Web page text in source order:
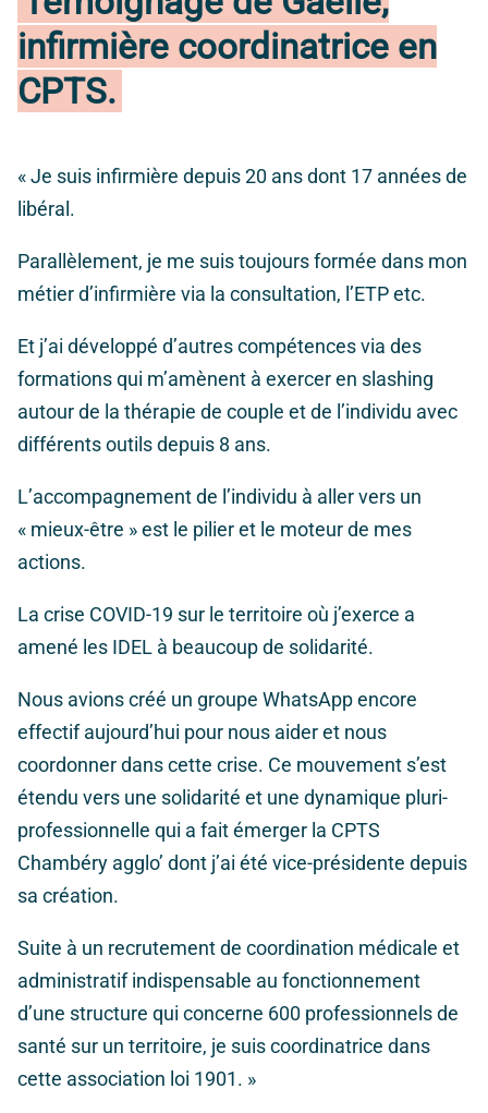
infirmière coordinatrice en
CPTS.
« Je suis infirmière depuis 20 ans dont 17 années de
libéral.
Parallèlement, je me suis toujours formée dans mon
métier d’infirmière via la consultation, l’ETP etc.
Et j’ai développé d’autres compétences via des
formations qui m’amènent à exercer en slashing
autour de la thérapie de couple et de l’individu avec
différents outils depuis 8 ans.
L’accompagnement de l’individu à aller vers un
« mieux-être » est le pilier et le moteur de mes
actions.
La crise COVID-19 sur le territoire où j’exerce a
amené les IDEL à beaucoup de solidarité.
Nous avions créé un groupe WhatsApp encore
effectif aujourd’hui pour nous aider et nous
coordonner dans cette crise. Ce mouvement s’est
étendu vers une solidarité et une dynamique pluri-
professionnelle qui a fait émerger la CPTS
Chambéry agglo’ dont j’ai été vice-présidente depuis
sa création.
Suite à un recrutement de coordination médicale et
administratif indispensable au fonctionnement
d’une structure qui concerne 600 professionnels de
santé sur un territoire, je suis coordinatrice dans
cette association loi 1901. »